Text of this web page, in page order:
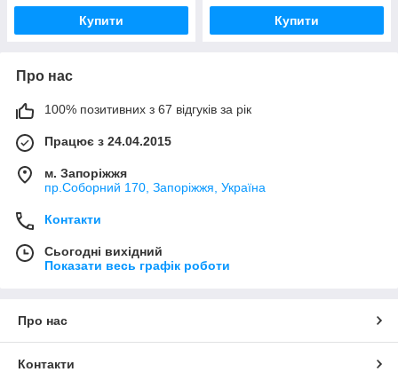
Купити Купити
Про нас
100% позитивних з 67 відгуків за рік
Працює з 24.04.2015
м. Запоріжжя
пр.Соборний 170, Запоріжжя, Україна
Контакти
Сьогодні вихідний
Показати весь графік роботи
Про нас
Контакти